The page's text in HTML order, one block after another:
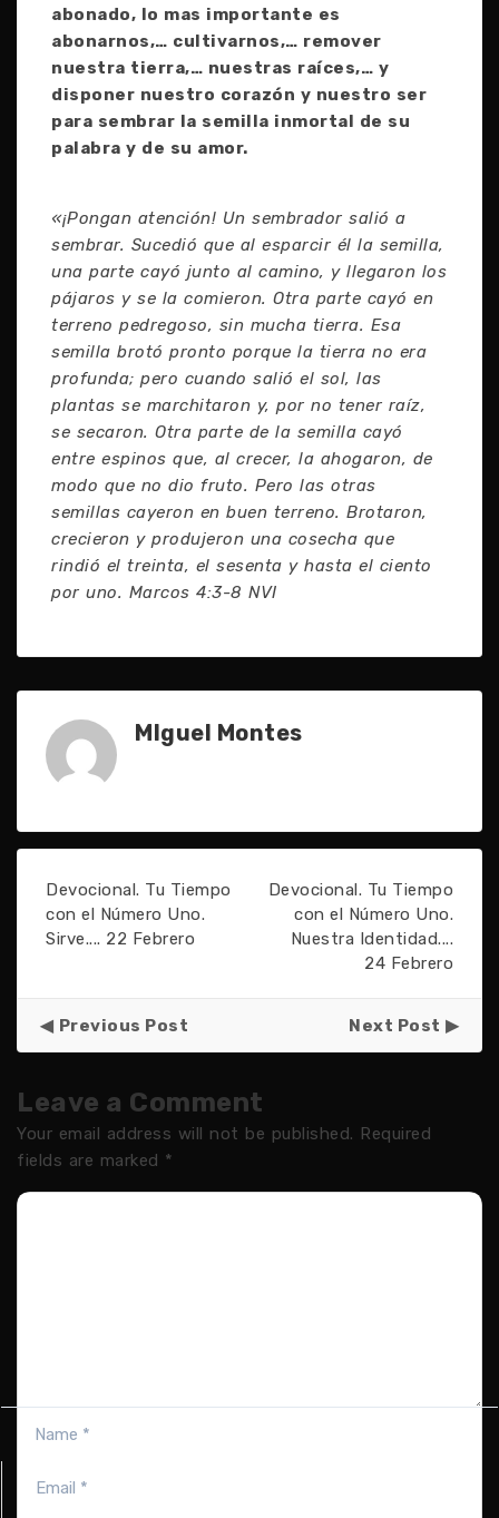
abonado, lo mas importante es
abonarnos,… cultivarnos,… remover
nuestra tierra,… nuestras raíces,… y
disponer nuestro corazón y nuestro ser
para sembrar la semilla inmortal de su
palabra y de su amor.
«¡Pongan atención! Un sembrador salió a
sembrar. Sucedió que al esparcir él la semilla,
una parte cayó junto al camino, y llegaron los
pájaros y se la comieron. Otra parte cayó en
terreno pedregoso, sin mucha tierra. Esa
semilla brotó pronto porque la tierra no era
profunda; pero cuando salió el sol, las
plantas se marchitaron y, por no tener raíz,
se secaron. Otra parte de la semilla cayó
entre espinos que, al crecer, la ahogaron, de
modo que no dio fruto. Pero las otras
semillas cayeron en buen terreno. Brotaron,
crecieron y produjeron una cosecha que
rindió el treinta, el sesenta y hasta el ciento
por uno. Marcos 4:3-8 NVI
MIguel Montes
Devocional. Tu Tiempo
con el Número Uno.
Sirve.... 22 Febrero
Devocional. Tu Tiempo
con el Número Uno.
Nuestra Identidad....
24 Febrero
Previous Post Next Post
Leave a Comment
Your email address will not be published. Required
fields are marked *